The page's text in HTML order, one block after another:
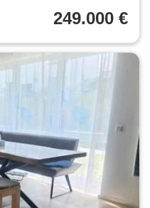
249.000 €